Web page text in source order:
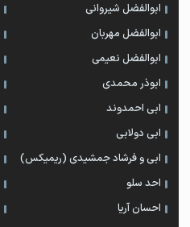
ابوالفضل شیروانی
ابوالفضل مهربان
ابوالفضل نعیمی
ابوذر محمدی
ابی احمدوند
ابی دولابی
ابی و فرشاد جمشیدی (ریمیکس)
احد سلو
احسان آریا